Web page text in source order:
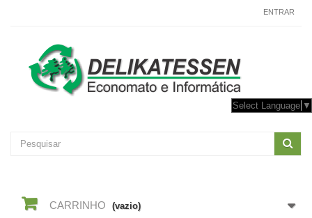
ENTRAR
Select Language ▼
CARRINHO (vazio)